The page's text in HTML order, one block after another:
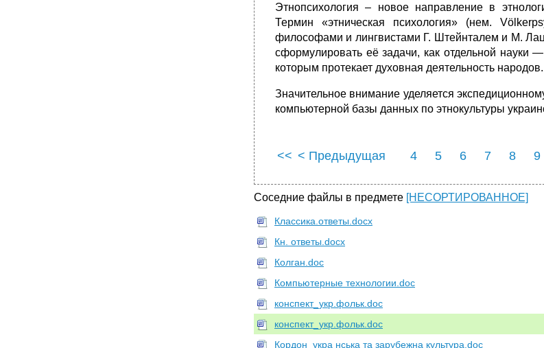
Этнопсихология – новое направление в
Термин «этническая психология» (нем.
философами и лингвистами Г. Штейнталем и М.
сформулировать её задачи, как отдельной науки
которым протекает духовная деятельность народов.
Значительное внимание уделяется
компьютерной базы данных по этнокультуры
<< < Предыдущая 4 5 6 7 8 9
Соседние файлы в предмете [НЕСОРТИРОВАННОЕ]
Классика.ответы.docx
Кн. ответы.docx
Колган.doc
Компьютерные технологии.doc
конспект_укр.фольк.doc
конспект_укр.фольк.doc
Кордон_укра нська та зарубежна культура.doc